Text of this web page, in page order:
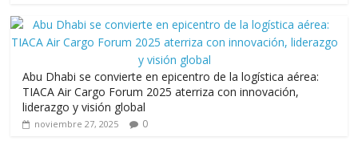
Abu Dhabi se convierte en epicentro de la logística aérea:
TIACA Air Cargo Forum 2025 aterriza con innovación,
liderazgo y visión global
noviembre 27, 2025 0